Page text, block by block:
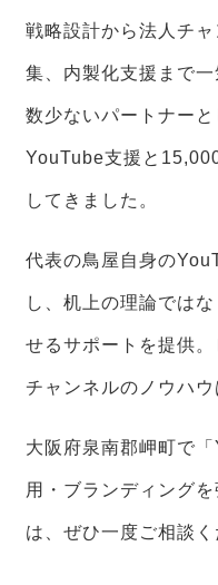
戦略設計から法人チ
集、内製化支援まで
数少ないパートナー
YouTube支援と
してきました。
代表の鳥屋自身の
し、机上の理論では
せるサポートを提供
チャンネルのノウハウ
大阪府泉南郡岬町で
用・ブランディング
は、ぜひ一度ご相談く